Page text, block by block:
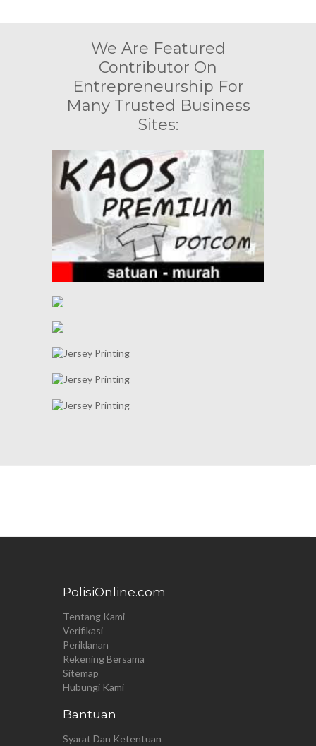
We Are Featured
Contributor On
Entrepreneurship For
Many Trusted Business
Sites:
PolisiOnline.com
Tentang Kami
Verifikasi
Periklanan
Rekening Bersama
Sitemap
Hubungi Kami
Bantuan
Syarat Dan Ketentuan